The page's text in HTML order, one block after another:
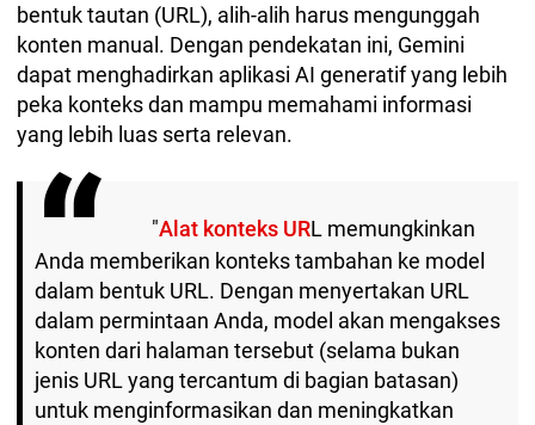
bentuk tautan (URL), alih-alih harus mengunggah
konten manual. Dengan pendekatan ini, Gemini
dapat menghadirkan aplikasi AI generatif yang lebih
peka konteks dan mampu memahami informasi
yang lebih luas serta relevan.
"Alat konteks URL memungkinkan
Anda memberikan konteks tambahan ke model
dalam bentuk URL. Dengan menyertakan URL
dalam permintaan Anda, model akan mengakses
konten dari halaman tersebut (selama bukan
jenis URL yang tercantum di bagian batasan)
untuk menginformasikan dan meningkatkan